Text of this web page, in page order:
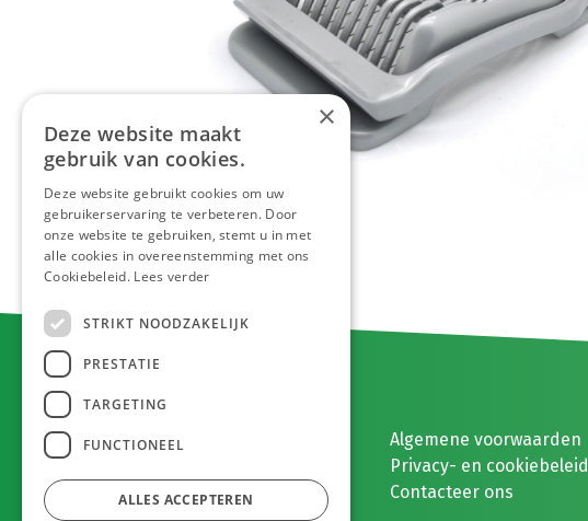
E. MEEUWISSEN BV
Gaston Eyskenslaan 2
3900 Pelt, België
Algemene voorwaarden
Privacy- en cookiebeleid
Contacteer ons
×
Deze website maakt
gebruik van cookies.
Deze website gebruikt cookies om uw
gebruikerservaring te verbeteren. Door
onze website te gebruiken, stemt u in met
alle cookies in overeenstemming met ons
Cookiebeleid. Lees verder
STRIKT NOODZAKELIJK
PRESTATIE
TARGETING
FUNCTIONEEL
ALLES ACCEPTEREN